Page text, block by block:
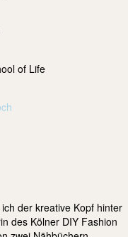
of Life
der kreative Kopf hinter
des Kölner DIY Fashion